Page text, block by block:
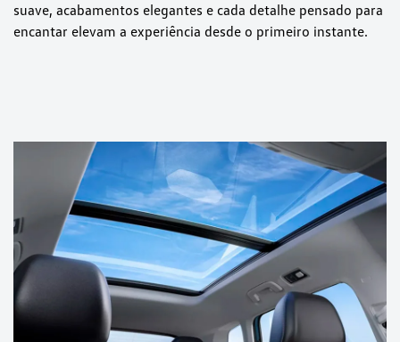
suave, acabamentos elegantes e cada detalhe pensado para
encantar elevam a experiência desde o primeiro instante.